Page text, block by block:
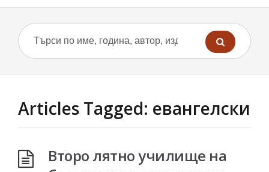
Articles Tagged: евангелски
Второ лятно училище на